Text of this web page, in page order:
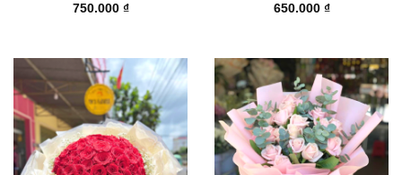
750.000 ₫
650.000 ₫